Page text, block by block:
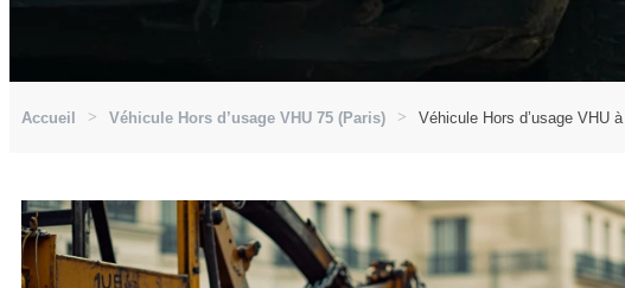
Accueil Véhicule Hors d’usage VHU 75 (Paris) Véhicule Hors d’usage VHU